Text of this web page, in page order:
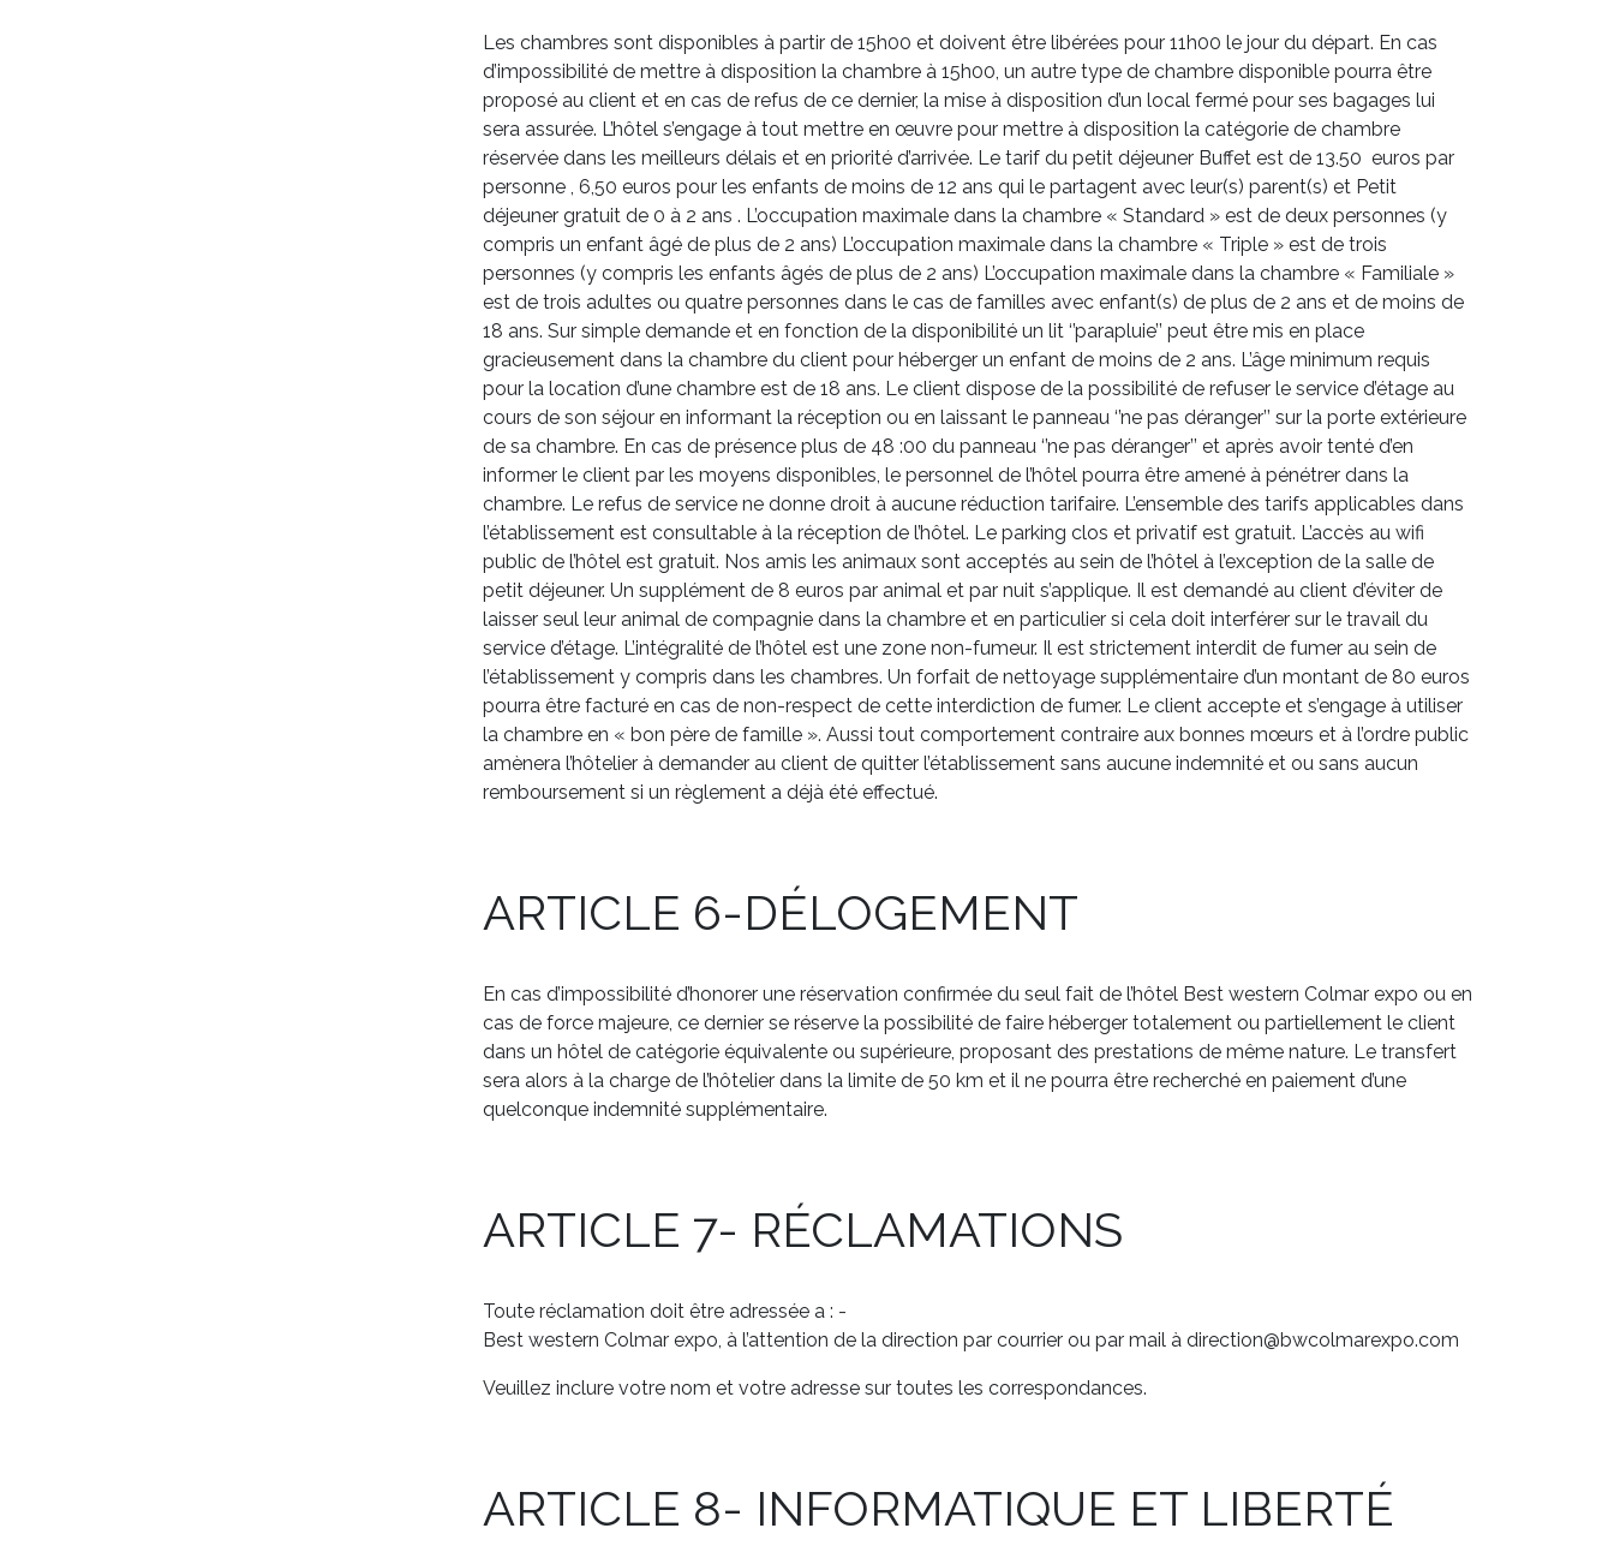
Les chambres sont disponibles à partir de 15h00 et doivent être libérées pour 11h00 le jour du départ. En cas
d’impossibilité de mettre à disposition la chambre à 15h00, un autre type de chambre disponible pourra être
proposé au client et en cas de refus de ce dernier, la mise à disposition d’un local fermé pour ses bagages lui
sera assurée. L’hôtel s’engage à tout mettre en œuvre pour mettre à disposition la catégorie de chambre
réservée dans les meilleurs délais et en priorité d’arrivée. Le tarif du petit déjeuner Buffet est de 13.50 euros par
personne , 6,50 euros pour les enfants de moins de 12 ans qui le partagent avec leur(s) parent(s) et Petit
déjeuner gratuit de 0 à 2 ans . L’occupation maximale dans la chambre « Standard » est de deux personnes (y
compris un enfant âgé de plus de 2 ans) L’occupation maximale dans la chambre « Triple » est de trois
personnes (y compris les enfants âgés de plus de 2 ans) L’occupation maximale dans la chambre « Familiale »
est de trois adultes ou quatre personnes dans le cas de familles avec enfant(s) de plus de 2 ans et de moins de
18 ans. Sur simple demande et en fonction de la disponibilité un lit ‘’parapluie’’ peut être mis en place
gracieusement dans la chambre du client pour héberger un enfant de moins de 2 ans. L’âge minimum requis
pour la location d’une chambre est de 18 ans. Le client dispose de la possibilité de refuser le service d’étage au
cours de son séjour en informant la réception ou en laissant le panneau ‘’ne pas déranger’’ sur la porte extérieure
de sa chambre. En cas de présence plus de 48 :00 du panneau ‘’ne pas déranger’’ et après avoir tenté d’en
informer le client par les moyens disponibles, le personnel de l’hôtel pourra être amené à pénétrer dans la
chambre. Le refus de service ne donne droit à aucune réduction tarifaire. L’ensemble des tarifs applicables dans
l’établissement est consultable à la réception de l’hôtel. Le parking clos et privatif est gratuit. L’accès au wifi
public de l’hôtel est gratuit. Nos amis les animaux sont acceptés au sein de l’hôtel à l’exception de la salle de
petit déjeuner. Un supplément de 8 euros par animal et par nuit s’applique. Il est demandé au client d’éviter de
laisser seul leur animal de compagnie dans la chambre et en particulier si cela doit interférer sur le travail du
service d’étage. L’intégralité de l’hôtel est une zone non-fumeur. Il est strictement interdit de fumer au sein de
l’établissement y compris dans les chambres. Un forfait de nettoyage supplémentaire d’un montant de 80 euros
pourra être facturé en cas de non-respect de cette interdiction de fumer. Le client accepte et s’engage à utiliser
la chambre en « bon père de famille ». Aussi tout comportement contraire aux bonnes mœurs et à l’ordre public
amènera l’hôtelier à demander au client de quitter l’établissement sans aucune indemnité et ou sans aucun
remboursement si un règlement a déjà été effectué.
ARTICLE 6-DÉLOGEMENT
En cas d’impossibilité d’honorer une réservation confirmée du seul fait de l’hôtel Best western Colmar expo ou en
cas de force majeure, ce dernier se réserve la possibilité de faire héberger totalement ou partiellement le client
dans un hôtel de catégorie équivalente ou supérieure, proposant des prestations de même nature. Le transfert
sera alors à la charge de l’hôtelier dans la limite de 50 km et il ne pourra être recherché en paiement d’une
quelconque indemnité supplémentaire.
ARTICLE 7- RÉCLAMATIONS
Toute réclamation doit être adressée a : -
Best western Colmar expo, à l’attention de la direction par courrier ou par mail à direction@bwcolmarexpo.com
Veuillez inclure votre nom et votre adresse sur toutes les correspondances.
ARTICLE 8- INFORMATIQUE ET LIBERTÉ